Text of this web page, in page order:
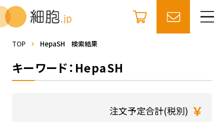
TOP HepaSH 検索結果
キーワード：HepaSH
注文予定合計(税別) ￥